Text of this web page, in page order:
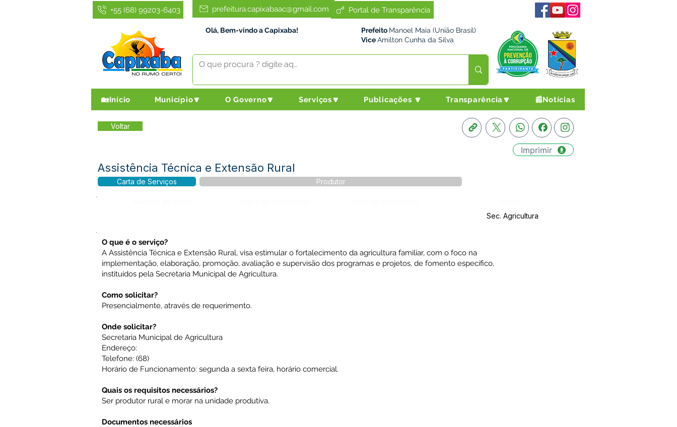
Portal de Transparência
prefeitura.capixabaac@gmail.com
+55 (68) 99203-6403
Olá, Bem-vindo a Capixaba! Prefeito Manoel Maia (União Brasil)
ViceAmilton Cunha da Silva
🏡Início Município🔽 O Governo🔽 Serviços🔽 Publicações 🔽 Transparência🔽 📰Notícias
Voltar
Imprimir
Assistência Técnica e Extensão Rural
Carta de Serviços Produtor
Sec. Agricultura
O que é o serviço?
A Assistência Técnica e Extensão Rural, visa estimular o fortalecimento da agricultura familiar, com o foco na
implementação, elaboração, promoção, avaliação e supervisão dos programas e projetos, de fomento específico,
instituídos pela Secretaria Municipal de Agricultura.
Como solicitar?
Presencialmente, através de requerimento.
Onde solicitar?
Secretaria Municipal de Agricultura
Endereço:
Telefone: (68)
Horário de Funcionamento: segunda a sexta feira, horário comercial.
Quais os requisitos necessários?
Ser produtor rural e morar na unidade produtiva.
Documentos necessários